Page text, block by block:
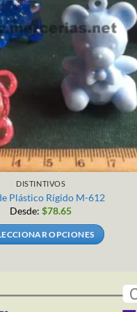
DISTINTIVOS
Plástico Rígido M-612
Desde:$78.65
OPCIONES
múltiples